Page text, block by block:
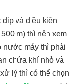
dịp và điều kiện
m) thì nên xem
nước máy thì phải
chứa khí nhỏ và
lý thì có thể chọn